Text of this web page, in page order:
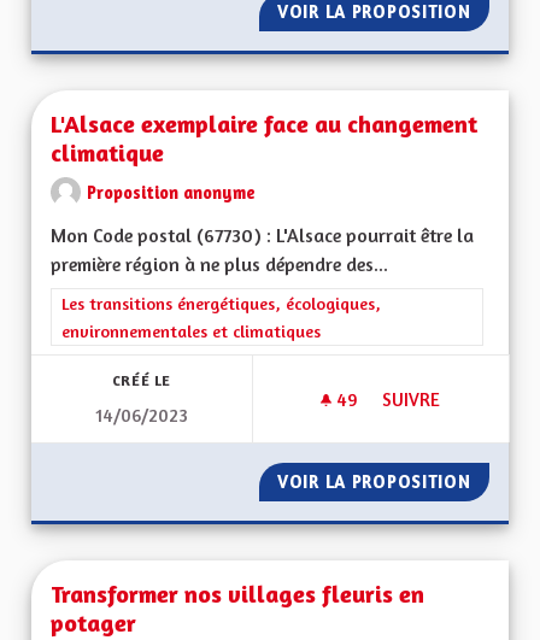
VOIR LA PROPOSITION
L'Alsace exemplaire face au changement
climatique
Proposition anonyme
Mon Code postal (67730) : L'Alsace pourrait être la
première région à ne plus dépendre des...
Filtrer les résultats de la catégorie : Les transitions
Les transitions énergétiques, écologiques,
environnementales et climatiques
CRÉÉ LE
14/06/2023
49 49 ABONNÉS
SUIVRE
VOIR LA PROPOSITION
Transformer nos villages fleuris en
potager